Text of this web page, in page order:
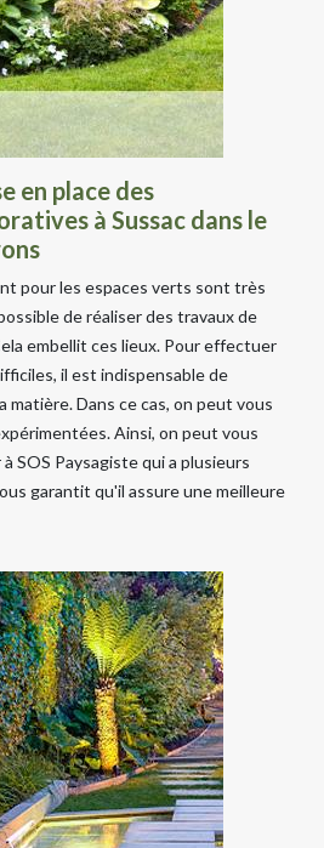
en place des
à Sussac dans le
pour les espaces verts sont très
de réaliser des travaux de
embellit ces lieux. Pour effectuer
il est indispensable de
Dans ce cas, on peut vous
Ainsi, on peut vous
SOS Paysagiste qui a plusieurs
garantit qu'il assure une meilleure